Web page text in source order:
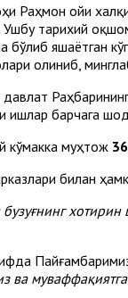
Раҳмон ойи
тарихий
бўлиб яшаётган
олиниб,
ишлар барчага
кўмакка муҳтож
билан
ва